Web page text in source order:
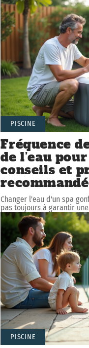
PISCINE
Fréquence
de l’eau
conseils et
Changer l'eau d'un spa
pas toujours à garantir une
PISCINE